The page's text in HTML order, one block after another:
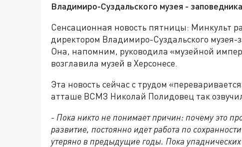
Владимиро-Суздальского музея - заповедника
Сенсационная новость пятницы: Минкульт
директором Владимиро-Суздальского
Она, напомним, руководила «музейной
возглавила музей в Херсонесе.
Эта новость сейчас с трудом
атташе ВСМЗ Николай Полидовец так
- Пока никто не понимает причин: почему это
развитие, постоянно идет работа по
утеряно в предыдущие годы. Пока упаднических